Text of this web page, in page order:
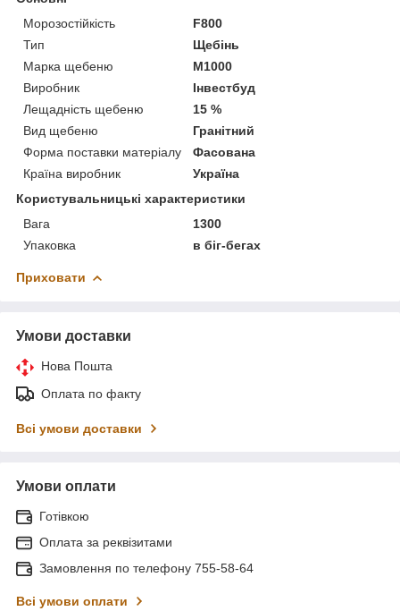
Морозостійкість
F800
Тип
Щебінь
Марка щебеню
М1000
Виробник
Інвестбуд
Лещадність щебеню
15 %
Вид щебеню
Гранітний
Форма поставки матеріалу
Фасована
Країна виробник
Україна
Користувальницькі характеристики
Вага
1300
Упаковка
в біг-бегах
Приховати
Умови доставки
Нова Пошта
Оплата по факту
Всі умови доставки
Умови оплати
Готівкою
Оплата за реквізитами
Замовлення по телефону 755-58-64
Всі умови оплати